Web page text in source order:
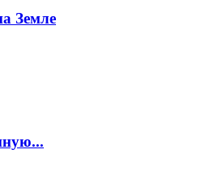
Земле